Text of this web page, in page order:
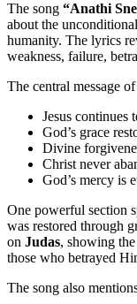
The song “Anathi
about the
humanity. The lyrics
weakness, failure,
The central message
Jesus continues
God’s grace
Divine
Christ never
God’s mercy is
One powerful section
was restored through
on Judas, showing
those who betrayed
The song also